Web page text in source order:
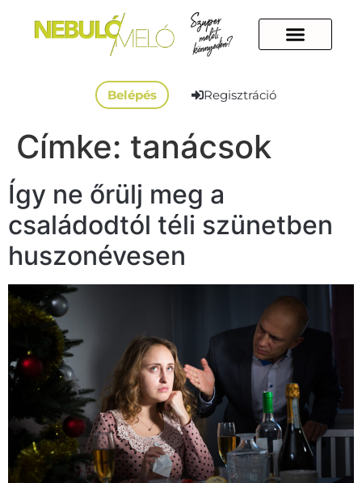
Belépés Regisztráció
Címke: tanácsok
Így ne őrülj meg a
családodtól téli szünetben
huszonévesen